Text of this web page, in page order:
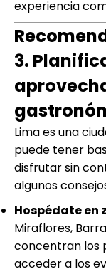
experiencia
3.
Lima es una
puede tener
disfrutar sin
algunos
Hospédate en
Miraflores,
concentran los
acceder a los